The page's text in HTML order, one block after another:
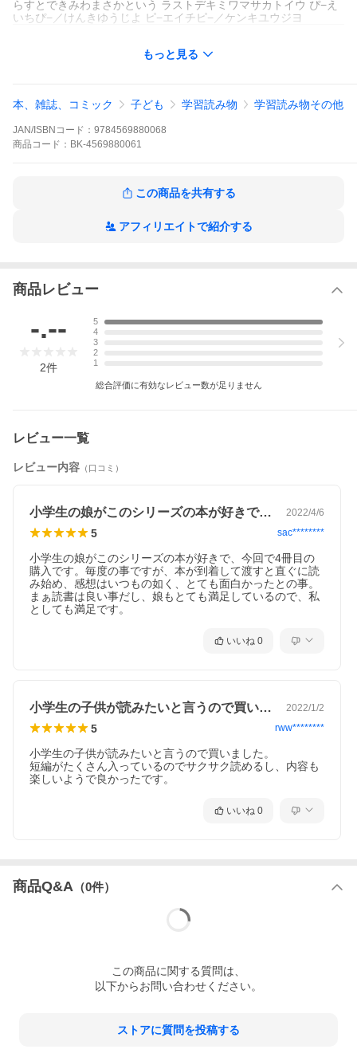
らすとできみわまさかという ラストデキミワマサカトイウ ぴ−え
いちぴ−／けんきゆうじよ ピ−エイチピ−／ケンキユウジヨ
３分間ノンストップショートストーリー
生徒会選挙で原稿を読みまちがえた！？花嫁探しでひと違い！？
恐ろしいうわさのあるマンションで、訪ねる部屋をまちがえ
て…。「カン違い」がテーマのショートショートを２０話収録！
もっと見る
本、雑誌、コミック 子ども 学習読み物 学習読み物その他
JAN/ISBNコード： 9784569880068
商品 コード： BK-4569880061
この商品を共有する
アフィリエイトで紹介する
商品レビュー
-.--
2件
5
4
3
2
1
総合評価に有効なレビュー数が足りません
レビュー一覧
レビュー内容 （口コミ）
小学生の娘がこのシリーズの本が好きで、… 2022/4/6
5 sac********
小学生の娘がこのシリーズの本が好きで、今回で4冊目の
購入です。毎度の事ですが、本が到着して渡すと直ぐに読
み始め、感想はいつもの如く、とても面白かったとの事。
まぁ読書は良い事だし、娘もとても満足しているので、私
としても満足です。
いいね 0
小学生の子供が読みたいと言うので買いま… 2022/1/2
5 rww********
小学生の子供が読みたいと言うので買いました。
短編がたくさん入っているのでサクサク読めるし、内容も
楽しいようで良かったです。
いいね 0
商品Q&A （0件）
この商品に関する質問は、
以下からお問い合わせください。
ストアに質問を投稿する